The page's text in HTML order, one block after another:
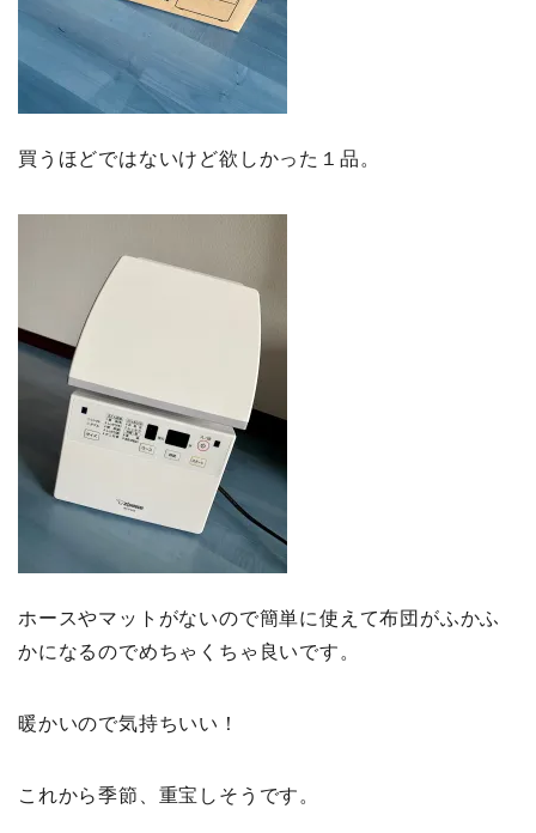
買うほどではないけど欲しかった１品。
ホースやマットがないので簡単に使えて布団がふかふ
かになるのでめちゃくちゃ良いです。
暖かいので気持ちいい！
これから季節、重宝しそうです。